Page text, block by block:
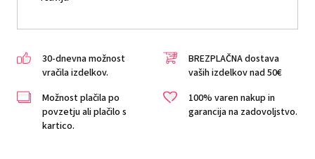
30-dnevna možnost
vračila izdelkov.
BREZPLAČNA dostava
vaših izdelkov nad 50€
Možnost plačila po
povzetju ali plačilo s
kartico.
100% varen nakup in
garancija na zadovoljstvo.